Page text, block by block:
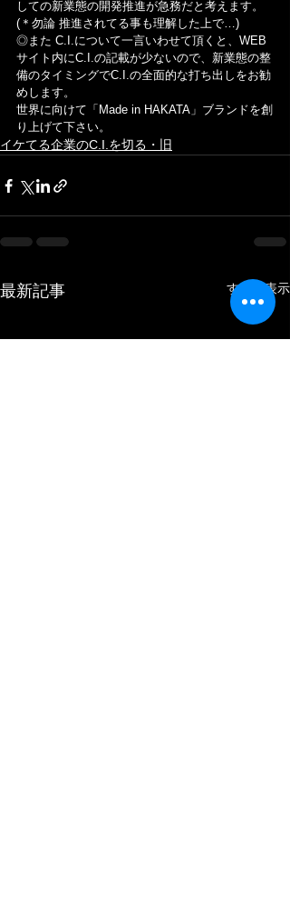
しての新業態の開発推進が急務だと考えます。
(＊勿論 推進されてる事も理解した上で…)
◎また C.I.について一言いわせて頂くと、WEB
サイト内にC.I.の記載が少ないので、新業態の整
備のタイミングでC.I.の全面的な打ち出しをお勧
めします。
世界に向けて「Made in HAKATA」ブランドを創
り上げて下さい。
イケてる企業のC.I.を切る・旧
最新記事 すべて表示